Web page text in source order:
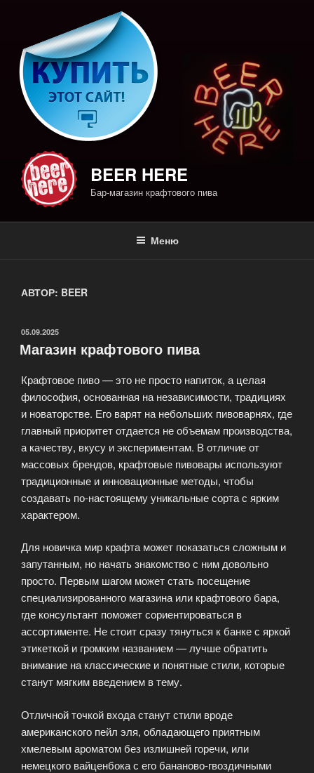
содержимому
BEER HERE
Бар-магазин крафтового пива
Меню
АВТОР: BEER
ОПУБЛИКОВАНО
05.09.2025
Магазин крафтового пива
Крафтовое пиво — это не просто напиток, а целая
философия, основанная на независимости, традициях
и новаторстве. Его варят на небольших пивоварнях, где
главный приоритет отдается не объемам производства,
а качеству, вкусу и экспериментам. В отличие от
массовых брендов, крафтовые пивовары используют
традиционные и инновационные методы, чтобы
создавать по-настоящему уникальные сорта с ярким
характером.
Для новичка мир крафта может показаться сложным и
запутанным, но начать знакомство с ним довольно
просто. Первым шагом может стать посещение
специализированного магазина или крафтового бара,
где консультант поможет сориентироваться в
ассортименте. Не стоит сразу тянуться к банке с яркой
этикеткой и громким названием — лучше обратить
внимание на классические и понятные стили, которые
станут мягким введением в тему.
Отличной точкой входа станут стили вроде
американского пейл эля, обладающего приятным
хмелевым ароматом без излишней горечи, или
немецкого вайценбока с его бананово-гвоздичными